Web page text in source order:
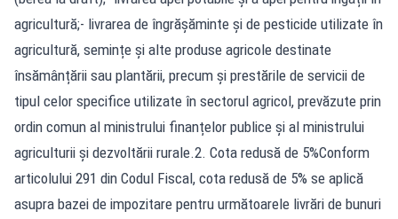
agricultură;- livrarea de îngrășăminte și de pesticide utilizate în
agricultură, semințe și alte produse agricole destinate
însămânțării sau plantării, precum și prestările de servicii de
tipul celor specifice utilizate în sectorul agricol, prevăzute prin
ordin comun al ministrului finanțelor publice și al ministrului
agriculturii și dezvoltării rurale.2. Cota redusă de 5%Conform
articolului 291 din Codul Fiscal, cota redusă de 5% se aplică
asupra bazei de impozitare pentru următoarele livrări de bunuri